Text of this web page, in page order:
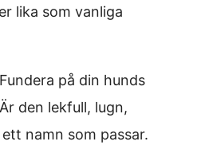
lika som vanliga
på din hunds
den lekfull, lugn,
namn som passar.